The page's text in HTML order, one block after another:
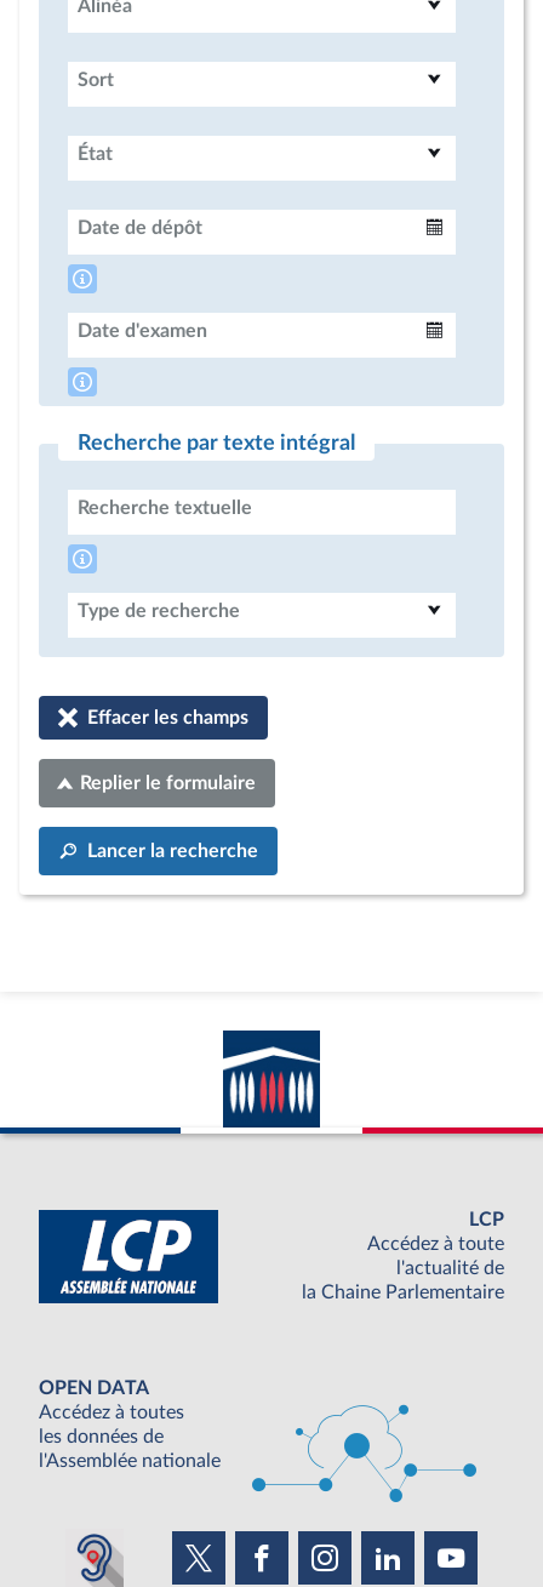
Alinéa
Sort
État
Date de dépôt
Date d'examen
Recherche par texte intégral
Recherche textuelle
Type de recherche
Effacer les champs
Replier le formulaire
Lancer la recherche
LCP
Accédez à toute
l'actualité de
la Chaine Parlementaire
OPEN DATA
Accédez à toutes
les données de
l'Assemblée nationale